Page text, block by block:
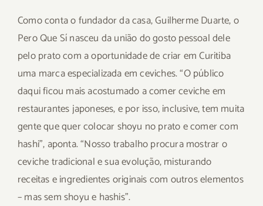
Como conta o fundador da casa, Guilherme Duarte, o
Pero Que Sí nasceu da união do gosto pessoal dele
pelo prato com a oportunidade de criar em Curitiba
uma marca especializada em ceviches. “O público
daqui ficou mais acostumado a comer ceviche em
restaurantes japoneses, e por isso, inclusive, tem muita
gente que quer colocar shoyu no prato e comer com
hashi”, aponta. “Nosso trabalho procura mostrar o
ceviche tradicional e sua evolução, misturando
receitas e ingredientes originais com outros elementos
– mas sem shoyu e hashis”.